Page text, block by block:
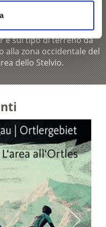
Val Venosta offre
e sul tipo di terreno da
alla zona occidentale del
dello Stelvio.